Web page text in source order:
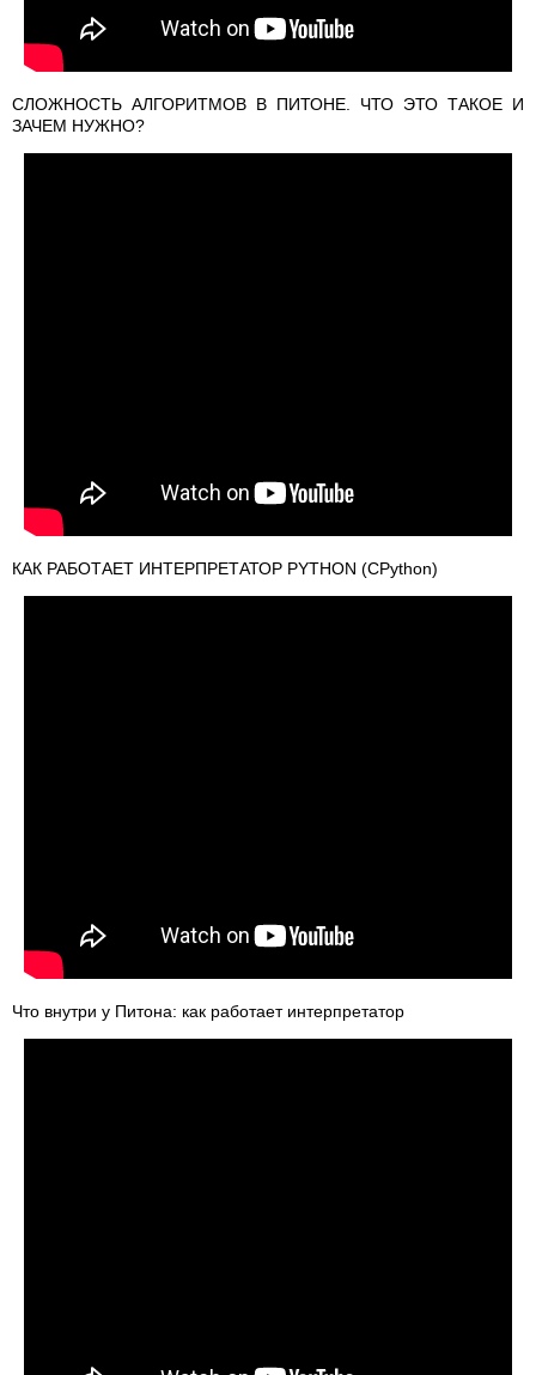
СЛОЖНОСТЬ АЛГОРИТМОВ В ПИТОНЕ. ЧТО ЭТО ТАКОЕ И
ЗАЧЕМ НУЖНО?
КАК РАБОТАЕТ ИНТЕРПРЕТАТОР PYTHON (CPython)
Что внутри у Питона: как работает интерпретатор